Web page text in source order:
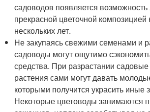
садоводов появляется
прекрасной цветочной
нескольких лет.
Не закупаясь свежими семенами и
садоводы могут ощутимо
средства. При разрастании
растения сами могут давать
которыми получится украсить иные
Некоторые цветоводы занимаются